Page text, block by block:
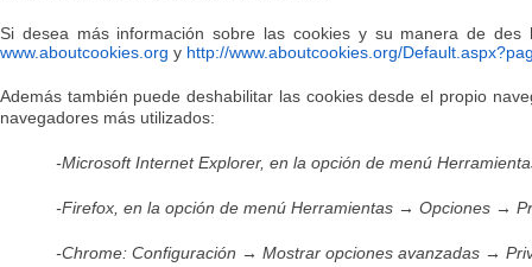
Si desea más información sobre las cookies y su manera de
www.aboutcookies.org y http://www.aboutcookies.org/
Además también puede deshabilitar las cookies desde el propio
navegadores más utilizados:
-Microsoft Internet Explorer, en la opción de menú
-Firefox, en la opción de menú Herramientas → Opciones →
-Chrome: Configuración → Mostrar opciones avanzadas →